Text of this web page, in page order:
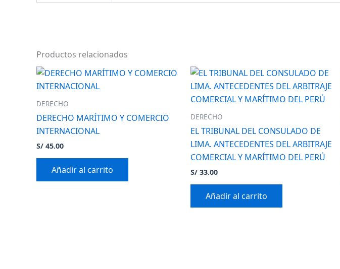
Productos relacionados
DERECHO
DERECHO MARÍTIMO Y COMERCIO
INTERNACIONAL
S/ 45.00
Añadir al carrito
DERECHO
EL TRIBUNAL DEL CONSULADO DE
LIMA. ANTECEDENTES DEL ARBITRAJE
COMERCIAL Y MARÍTIMO DEL PERÚ
S/ 33.00
Añadir al carrito